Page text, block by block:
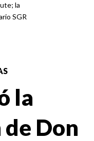
la
SGR
la
Don